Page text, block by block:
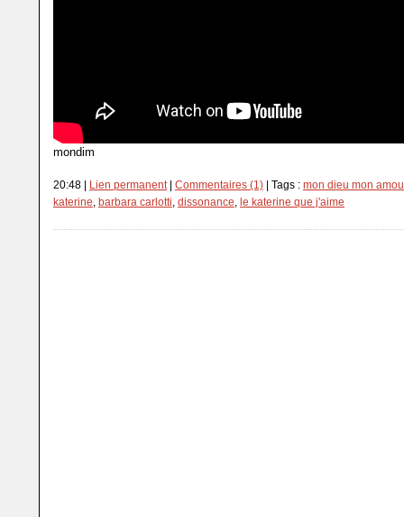
mondim
20:48 | Lien permanent| Commentaires (1) | Tags : mon dieu mon
katerine, barbara carlotti, dissonance, le katerine que j'aime